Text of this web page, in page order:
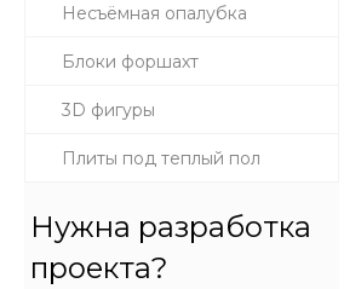
Несъёмная опалубка
Блоки форшахт
3D фигуры
Плиты под теплый пол
Нужна разработка
проекта?